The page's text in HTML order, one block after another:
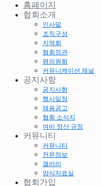
홈페이지
협회소개
인사말
조직구성
지역회
협회정관
평의원회
커뮤니케이션 채널
공지사항
공지사항
행사일정
채용공고
협회 소식지
여비 정산 규정
커뮤니티
커뮤니티
전문정보
갤러리
양식자료실
협회가입